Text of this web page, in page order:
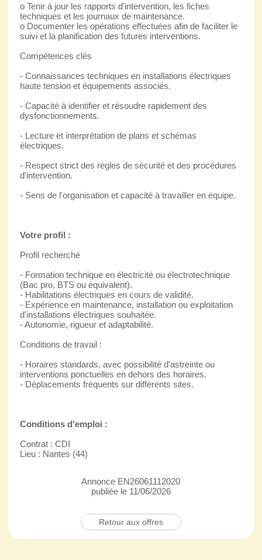
o Tenir à jour les rapports d'intervention, les fiches
techniques et les journaux de maintenance.
o Documenter les opérations effectuées afin de faciliter le
suivi et la planification des futures interventions.
Compétences clés
- Connaissances techniques en installations électriques
haute tension et équipements associés.
- Capacité à identifier et résoudre rapidement des
dysfonctionnements.
- Lecture et interprétation de plans et schémas
électriques.
- Respect strict des règles de sécurité et des procédures
d'intervention.
- Sens de l'organisation et capacité à travailler en équipe.
Votre profil :
Profil recherché
- Formation technique en électricité ou électrotechnique
(Bac pro, BTS ou équivalent).
- Habilitations électriques en cours de validité.
- Expérience en maintenance, installation ou exploitation
d'installations électriques souhaitée.
- Autonomie, rigueur et adaptabilité.
Conditions de travail :
- Horaires standards, avec possibilité d'astreinte ou
interventions ponctuelles en dehors des horaires.
- Déplacements fréquents sur différents sites.
Conditions d'emploi :
Contrat : CDI
Lieu : Nantes (44)
Annonce EN26061112020
publiée le 11/06/2026
Retour aux offres